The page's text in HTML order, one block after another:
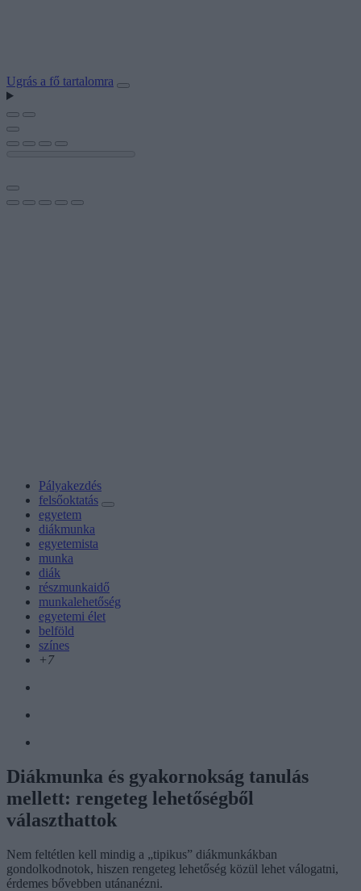
Ugrás a fő tartalomra
Pályakezdés
felsőoktatás
egyetem
diákmunka
egyetemista
munka
diák
részmunkaidő
munkalehetőség
egyetemi élet
belföld
színes
+7
Diákmunka és gyakornokság tanulás
mellett: rengeteg lehetőségből
választhattok
Nem feltétlen kell mindig a „tipikus” diákmunkákban
gondolkodnotok, hiszen rengeteg lehetőség közül lehet válogatni,
érdemes bővebben utánanézni.